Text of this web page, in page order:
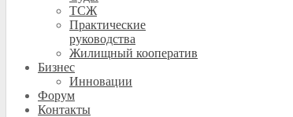
ТСЖ
Практические
руководства
Жилищный кооператив
Бизнес
Инновации
Форум
Контакты